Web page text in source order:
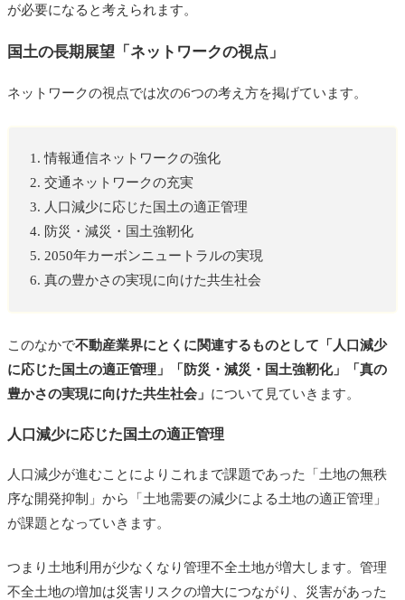
が必要になると考えられます。
国土の長期展望「ネットワークの視点」
ネットワークの視点では次の6つの考え方を掲げています。
1. 情報通信ネットワークの強化
2. 交通ネットワークの充実
3. 人口減少に応じた国土の適正管理
4. 防災・減災・国土強靭化
5. 2050年カーボンニュートラルの実現
6. 真の豊かさの実現に向けた共生社会
このなかで不動産業界にとくに関連するものとして「人口減少
に応じた国土の適正管理」「防災・減災・国土強靭化」「真の
豊かさの実現に向けた共生社会」 について見ていきます。
人口減少に応じた国土の適正管理
人口減少が進むことによりこれまで課題であった「土地の無秩
序な開発抑制」から「土地需要の減少による土地の適正管理」
が課題となっていきます。
つまり土地利用が少なくなり管理不全土地が増大します。管理
不全土地の増加は災害リスクの増大につながり、災害があった